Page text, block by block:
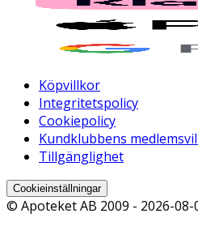
Köpvillkor
Integritetspolicy
Cookiepolicy
Kundklubbens
Tillgänglighet
Cookieinställningar
© Apoteket AB 2009 - 2026-08-